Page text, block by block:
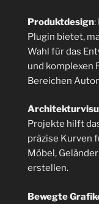
Produktdesign:
Plugin bietet,
Wahl für das
und komplexen
Bereichen
Projekte hilft
präzise Kurven
Möbel,
erstellen.
Bewegte